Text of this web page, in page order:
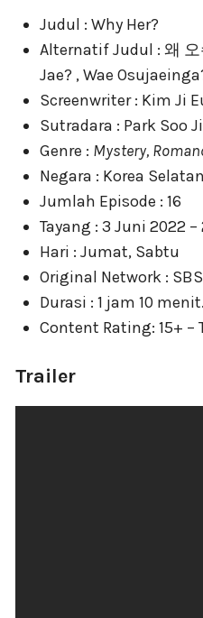
Judul : Why Her?
Alternatif Judul : 왜 오
Jae? , Wae
Screenwriter : Kim Ji
Sutradara : Park Soo
Genre : Mystery,
Negara : Korea Selatan
Jumlah Episode : 16
Tayang : 3 Juni 2022
Hari : Jumat, Sabtu
Original Network :
Durasi : 1 jam 10 menit.
Content Rating: 15+ –
Trailer